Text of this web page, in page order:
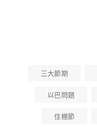
三大節期
以巴問題
住棚節